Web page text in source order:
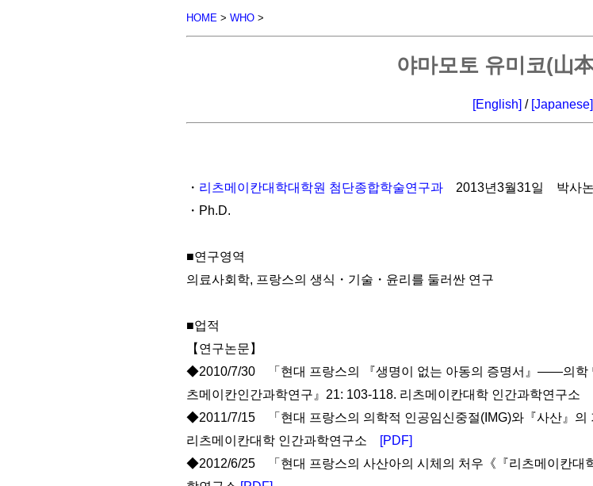
HOME> WHO>
야마모토 유미코(山
[English] / [Japanese]
・ 리츠메이칸대학대학원 첨단종합학술연구과2013년3월31일 박사논
・Ph.D.
■연구영역
의료사회학, 프랑스의 생식・기술・윤리를 둘러싼 연구
■업적
【연구논문】
◆2010/7/30 「현대 프랑스의 『생명이 없는 아동의 증명서』――의학
츠메이칸인간과학연구』21: 103-118. 리츠메이칸대학 인간과학연구소
◆2011/7/15 「현대 프랑스의 의학적 인공임신중절(IMG)와『사산』의
리츠메이칸대학 인간과학연구소 [PDF]
◆2012/6/25 「현대 프랑스의 사산아의 시체의 처우《『리츠메이칸대